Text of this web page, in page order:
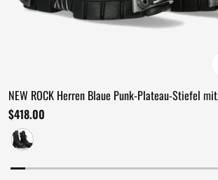
NEW ROCK Herren Blaue Punk-Plateau-Stiefel mit
Spikes-Hardware
$418.00